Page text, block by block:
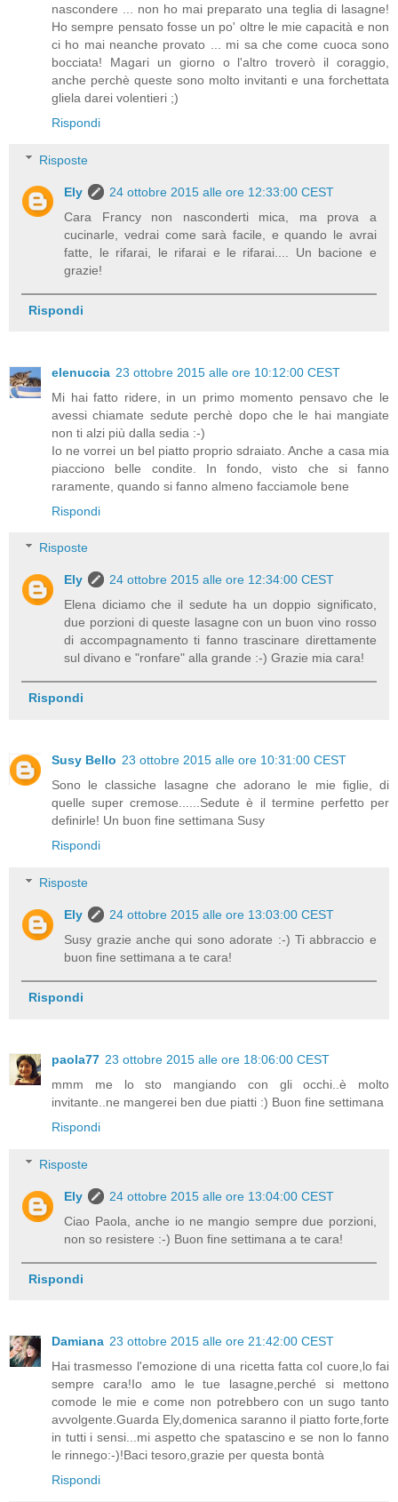
nascondere ... non ho mai preparato una teglia di lasagne!
Ho sempre pensato fosse un po' oltre le mie capacità e non
ci ho mai neanche provato ... mi sa che come cuoca sono
bocciata! Magari un giorno o l'altro troverò il coraggio,
anche perchè queste sono molto invitanti e una forchettata
gliela darei volentieri ;)
Rispondi
Risposte
Ely
24 ottobre 2015 alle ore 12:33:00 CEST
Cara Francy non nasconderti mica, ma prova a
cucinarle, vedrai come sarà facile, e quando le avrai
fatte, le rifarai, le rifarai e le rifarai.... Un bacione e
grazie!
Rispondi
elenuccia 23 ottobre 2015 alle ore 10:12:00 CEST
Mi hai fatto ridere, in un primo momento pensavo che le
avessi chiamate sedute perchè dopo che le hai mangiate
non ti alzi più dalla sedia :-)
Io ne vorrei un bel piatto proprio sdraiato. Anche a casa mia
piacciono belle condite. In fondo, visto che si fanno
raramente, quando si fanno almeno facciamole bene
Rispondi
Risposte
Ely
24 ottobre 2015 alle ore 12:34:00 CEST
Elena diciamo che il sedute ha un doppio significato,
due porzioni di queste lasagne con un buon vino rosso
di accompagnamento ti fanno trascinare direttamente
sul divano e "ronfare" alla grande :-) Grazie mia cara!
Rispondi
Susy Bello 23 ottobre 2015 alle ore 10:31:00 CEST
Sono le classiche lasagne che adorano le mie figlie, di
quelle super cremose......Sedute è il termine perfetto per
definirle! Un buon fine settimana Susy
Rispondi
Risposte
Ely
24 ottobre 2015 alle ore 13:03:00 CEST
Susy grazie anche qui sono adorate :-) Ti abbraccio e
buon fine settimana a te cara!
Rispondi
paola77 23 ottobre 2015 alle ore 18:06:00 CEST
mmm me lo sto mangiando con gli occhi..è molto
invitante..ne mangerei ben due piatti :) Buon fine settimana
Rispondi
Risposte
Ely
24 ottobre 2015 alle ore 13:04:00 CEST
Ciao Paola, anche io ne mangio sempre due porzioni,
non so resistere :-) Buon fine settimana a te cara!
Rispondi
Damiana 23 ottobre 2015 alle ore 21:42:00 CEST
Hai trasmesso l'emozione di una ricetta fatta col cuore,lo fai
sempre cara!Io amo le tue lasagne,perché si mettono
comode le mie e come non potrebbero con un sugo tanto
avvolgente.Guarda Ely,domenica saranno il piatto forte,forte
in tutti i sensi...mi aspetto che spatascino e se non lo fanno
le rinnego:-)!Baci tesoro,grazie per questa bontà
Rispondi